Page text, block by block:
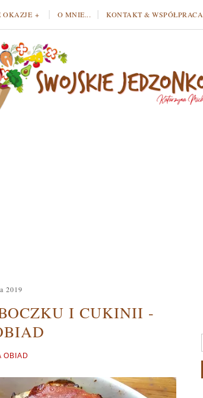
OKAZJE O MNIE... KONTAKT & WSPÓŁPRACA
2019
I CUKINII -
OBIAD